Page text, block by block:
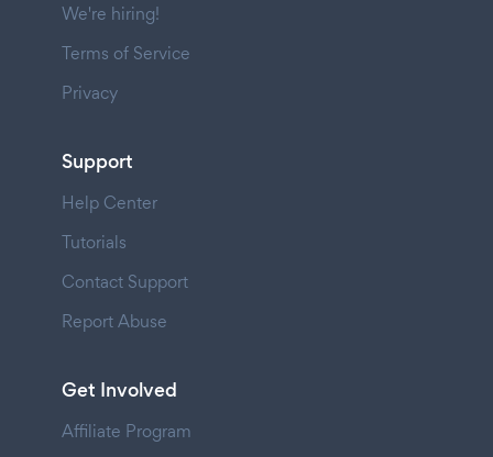
We're hiring!
Terms of Service
Privacy
Support
Help Center
Tutorials
Contact Support
Report Abuse
Get Involved
Affiliate Program